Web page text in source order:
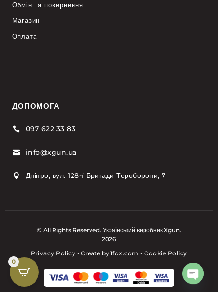
Обмін та повернення
Магазин
Оплата
ДОПОМОГА
 097 622 33 83
 info@xgun.ua
 Дніпро, вул. 128-ї Бригади Тероборони, 7
© All Rights Reserved. Український виробник Xgun.
2026
Privacy Policy • Create by 1fox.com•Cookie Policy
0